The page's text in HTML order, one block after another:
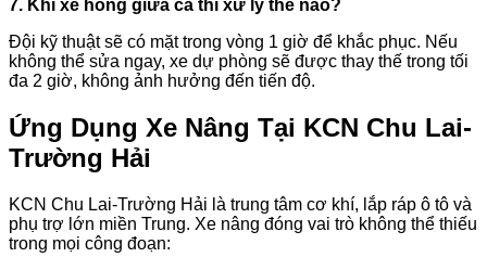
7. Khi xe hỏng giữa ca thì xử lý thế nào?
Đội kỹ thuật sẽ có mặt trong vòng 1 giờ để khắc phục. Nếu
không thể sửa ngay, xe dự phòng sẽ được thay thế trong tối
đa 2 giờ, không ảnh hưởng đến tiến độ.
Ứng Dụng Xe Nâng Tại KCN Chu Lai-
Trường Hải
KCN Chu Lai-Trường Hải là trung tâm cơ khí, lắp ráp ô tô và
phụ trợ lớn miền Trung. Xe nâng đóng vai trò không thể thiếu
trong mọi công đoạn: